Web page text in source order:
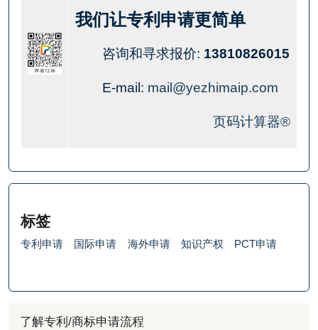
我们让专利申请更简单
咨询和寻求报价: 13810826015
E-mail: mail@yezhimaip.com
页码计算器®
标签
专利申请 国际申请 海外申请 知识产权 PCT申请
了解专利/商标申请流程